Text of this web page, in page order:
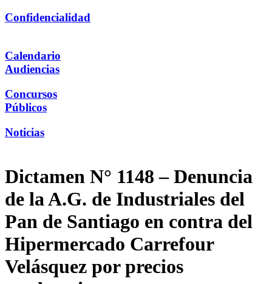
Confidencialidad
Calendario
Audiencias
Concursos
Públicos
Noticias
Dictamen N° 1148 – Denuncia
de la A.G. de Industriales del
Pan de Santiago en contra del
Hipermercado Carrefour
Velásquez por precios